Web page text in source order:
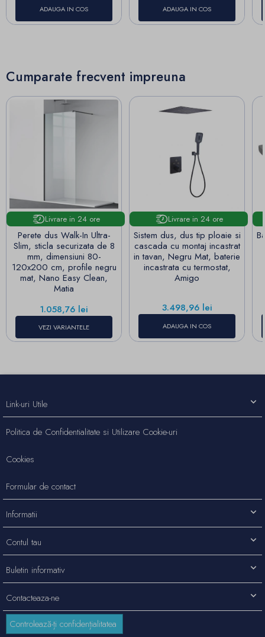
ADAUGA IN COS ADAUGA IN COS
Cumparate frecvent impreuna
Livrare in 24 ore
Perete dus Walk-In Ultra-
Slim, sticla securizata de 8
mm, dimensiuni 80-
120x200 cm, profile negru
mat, Nano Easy Clean,
Matia
Pret
1.058,76 lei
VEZI VARIANTELE
Livrare in 24 ore
Sistem dus, dus tip ploaie si
cascada cu montaj incastrat
in tavan, Negru Mat, baterie
incastrata cu termostat,
Amigo
Pret
3.498,96 lei
ADAUGA IN COS
Contacteaza-ne
Link-uri Utile
Politica de Confidentialitate si Utilizare Cookie-uri
Cookies
Formular de contact
Informatii
Contul tau
Buletin informativ
Controlează-ți confidențialitatea